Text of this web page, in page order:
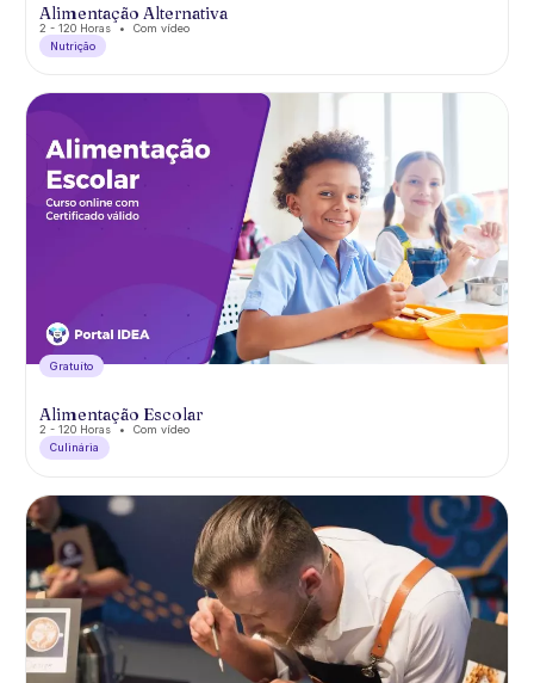
Alimentação Alternativa
2 - 120 Horas
Com vídeo
Nutrição
Gratuíto
Alimentação Escolar
2 - 120 Horas
Com vídeo
Culinária